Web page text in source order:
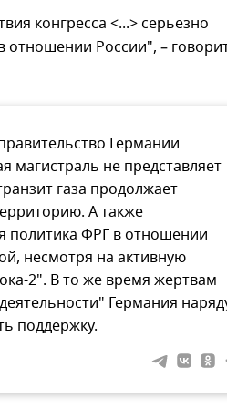
конгресса <...> серьезно
отношении России", –
Германии
магистраль не представляет
газа продолжает
А также
политика ФРГ в отношении
несмотря на активную
2". В то же время жертвам
Германия
поддержку.